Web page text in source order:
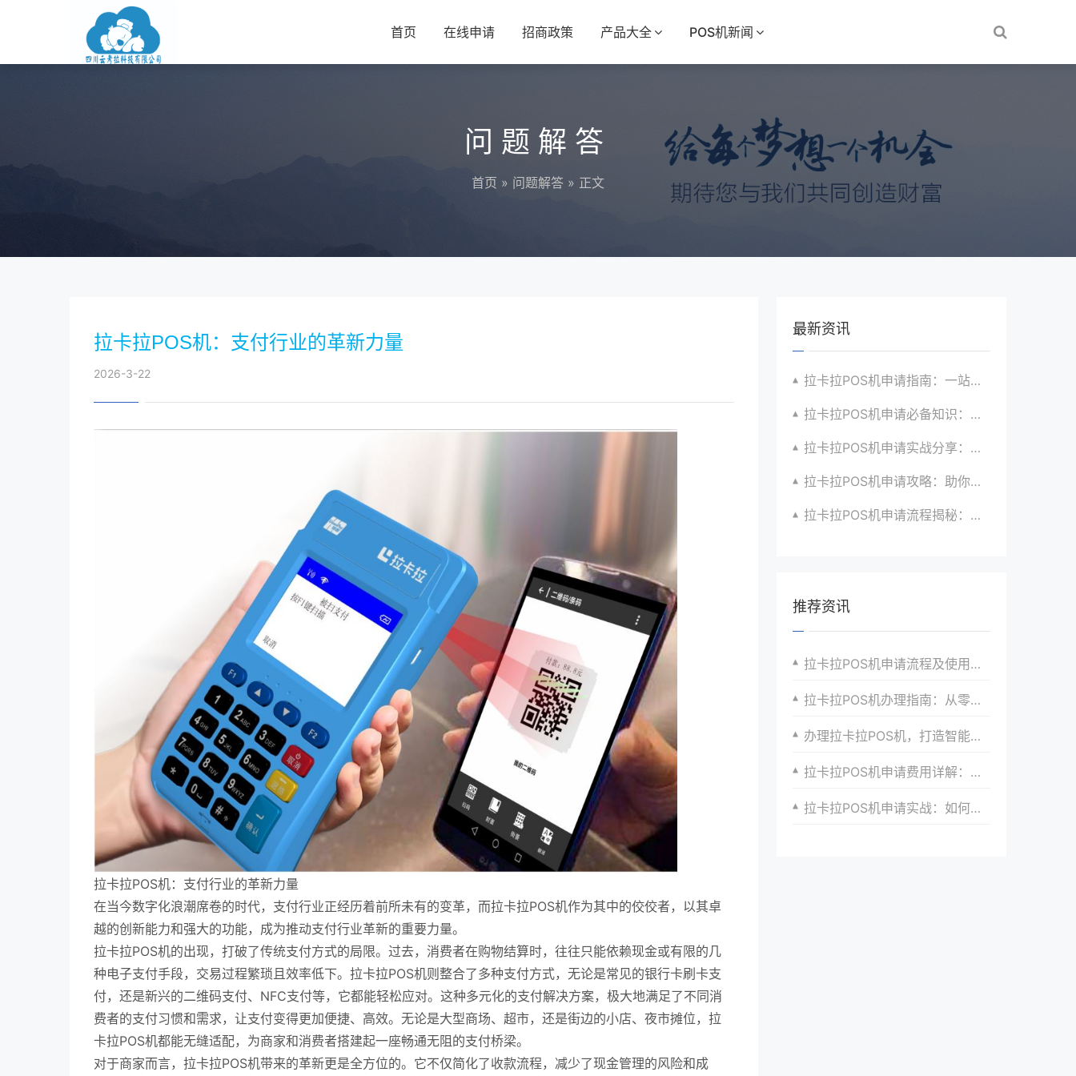
首页 在线申请 招商政策 产品大全 POS机新闻
问题解答
首页 » 问题解答 » 正文
拉卡拉POS机：支付行业的革新力量
2026-3-22
拉卡拉POS机：支付行业的革新力量
在当今数字化浪潮席卷的时代，支付行业正经历着前所未有的变革，而拉卡拉POS机作为其中的佼佼者，以其卓
越的创新能力和强大的功能，成为推动支付行业革新的重要力量。
拉卡拉POS机的出现，打破了传统支付方式的局限。过去，消费者在购物结算时，往往只能依赖现金或有限的几
种电子支付手段，交易过程繁琐且效率低下。拉卡拉POS机则整合了多种支付方式，无论是常见的银行卡刷卡支
付，还是新兴的二维码支付、NFC支付等，它都能轻松应对。这种多元化的支付解决方案，极大地满足了不同消
费者的支付习惯和需求，让支付变得更加便捷、高效。无论是大型商场、超市，还是街边的小店、夜市摊位，拉
卡拉POS机都能无缝适配，为商家和消费者搭建起一座畅通无阻的支付桥梁。
对于商家而言，拉卡拉POS机带来的革新更是全方位的。它不仅简化了收款流程，减少了现金管理的风险和成
最新资讯
拉卡拉POS机申请指南：一站式解决商户支付升级、智能化与创新需求
拉卡拉POS机申请必备知识：全面了解政策、市场、技术与创新趋势
拉卡拉POS机申请实战分享：如何借助支付创新技术提升商户运营效益与效率
拉卡拉POS机申请攻略：助你打造个性化、差异化支付体验以提升竞争力
拉卡拉POS机申请流程揭秘：紧跟支付技术创新步伐，抢占市场先机
推荐资讯
拉卡拉POS机申请流程及使用体验全解析
拉卡拉POS机办理指南：从零开始，轻松掌握收银新技能，实现收银升级与转型
办理拉卡拉POS机，打造智能收银新时代，引领支付潮流
拉卡拉POS机申请费用详解：隐藏成本大揭秘
拉卡拉POS机申请实战：如何紧跟支付行业趋势，实现快速响应与升级